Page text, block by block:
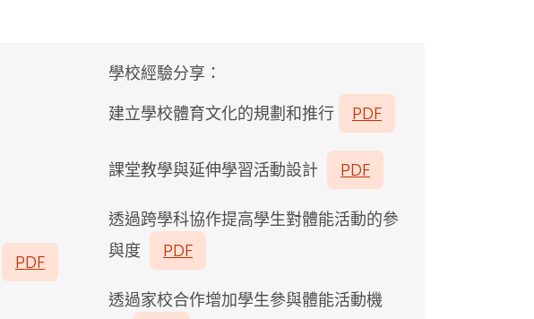
PDF
學校經驗分享：
建立學校體育文化的規劃和推行
PDF
課堂教學與延伸學習活動設計 PDF
透過跨學科協作提高學生對體能活動的參
與度
PDF
透過家校合作增加學生參與體能活動機